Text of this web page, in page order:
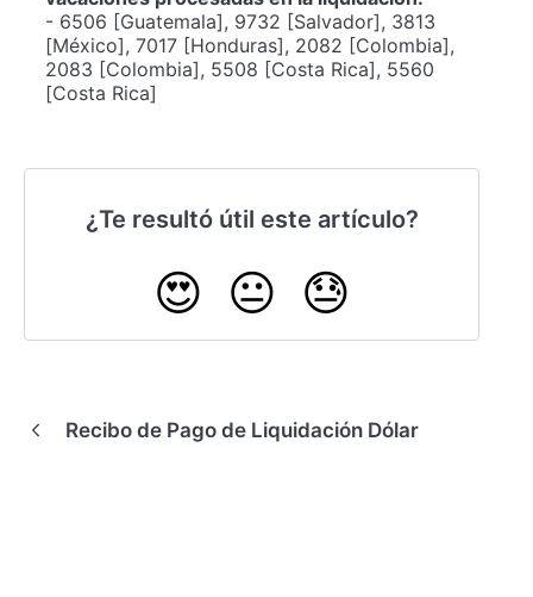
- 6506 [Guatemala], 9732 [Salvador], 3813
[México], 7017 [Honduras], 2082 [Colombia],
2083 [Colombia], 5508 [Costa Rica], 5560
[Costa Rica]
¿Te resultó útil este artículo?
😍 😐 😓
Recibo de Pago de Liquidación Dólar